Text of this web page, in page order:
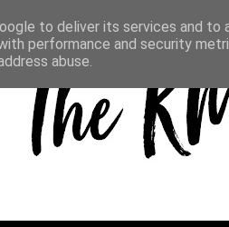
to deliver its services and to
performance and security
abuse.